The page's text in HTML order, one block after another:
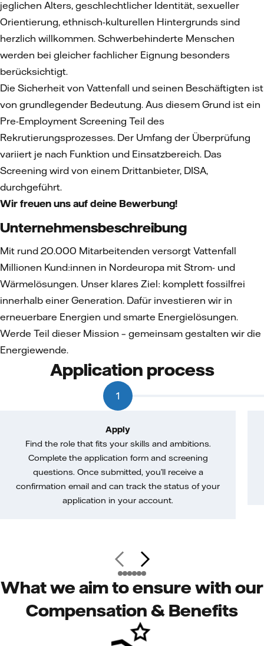
jeglichen Alters, geschlechtlicher Identität, sexueller
Orientierung, ethnisch-kulturellen Hintergrunds sind
herzlich willkommen. Schwerbehinderte Menschen
werden bei gleicher fachlicher Eignung besonders
berücksichtigt.
Die Sicherheit von Vattenfall und seinen Beschäftigten ist
von grundlegender Bedeutung. Aus diesem Grund ist ein
Pre-Employment Screening Teil des
Rekrutierungsprozesses. Der Umfang der Überprüfung
variiert je nach Funktion und Einsatzbereich. Das
Screening wird von einem Drittanbieter, DISA,
durchgeführt.
Wir freuen uns auf deine Bewerbung!
Unternehmensbeschreibung
Mit rund 20.000 Mitarbeitenden versorgt Vattenfall
Millionen Kund:innen in Nordeuropa mit Strom- und
Wärmelösungen. Unser klares Ziel: komplett fossilfrei
innerhalb einer Generation. Dafür investieren wir in
erneuerbare Energien und smarte Energielösungen.
Werde Teil dieser Mission – gemeinsam gestalten wir die
Energiewende.
Application process
1
Apply
Find the role that fits your skills and ambitions.
Complete the application form and screening
questions. Once submitted, you’ll receive a
confirmation email and can track the status of your
application in your account.
What we aim to ensure with our
Compensation & Benefits